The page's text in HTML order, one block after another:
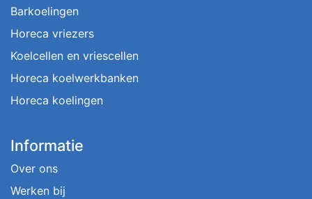
Barkoelingen
Horeca vriezers
Koelcellen en vriescellen
Horeca koelwerkbanken
Horeca koelingen
Informatie
Over ons
Werken bij